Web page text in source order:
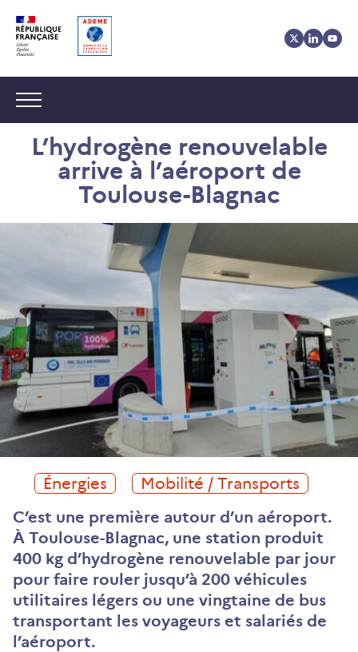
au
contenu
au
menu
des
cookies
Navigation :
L’hydrogène renouvelable
arrive à l’aéroport de
Toulouse-Blagnac
Énergies
Mobilité / Transports
C’est une première autour d’un aéroport.
À Toulouse-Blagnac, une station produit
400 kg d’hydrogène renouvelable par jour
pour faire rouler jusqu’à 200 véhicules
utilitaires légers ou une vingtaine de bus
transportant les voyageurs et salariés de
l’aéroport.